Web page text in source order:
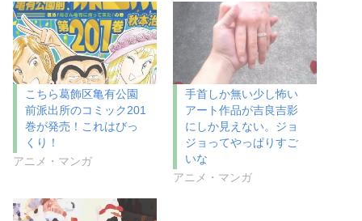
e
r
で
共
有
(
新
し
い
ウ
ィ
ン
ド
ウ
で
開
す
)
す
る
に
は
ク
リ
ッ
ク
し
て
く
だ
さ
新
ウ
こちら葛飾区亀有公園
前派出所のコミック201
巻が発売！これはびっ
くり！
アニメ・マンガ
手首しか無い少し怖い
アート作品が吉良吉影
にしか見えない。ジョ
ジョってやっぱりすご
いな
アニメ・マンガ